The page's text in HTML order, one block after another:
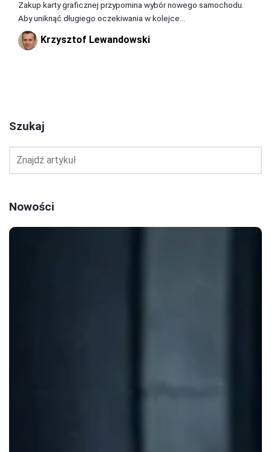
Zakup karty graficznej przypomina wybór nowego samochodu.
Aby uniknąć długiego oczekiwania w kolejce...
Krzysztof Lewandowski
Szukaj
Nowości